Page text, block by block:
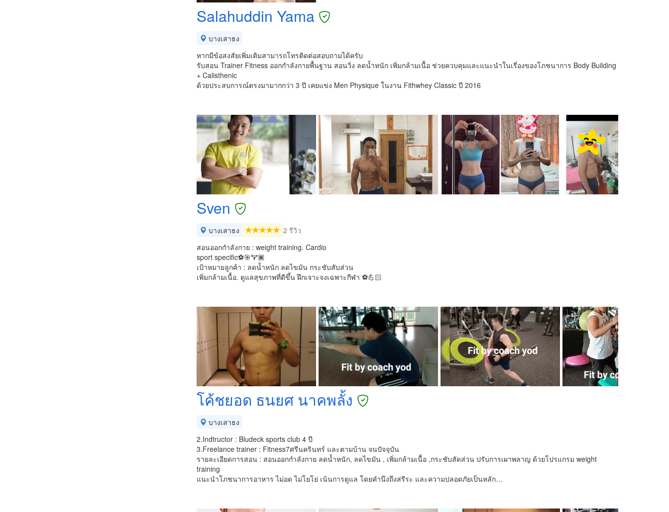
Salahuddin Yama
บางเสาธง
หากมีข้อสงสัยเพิ่มเติมสามารถโทรติดต่อสอบถามได้ครับ
รับสอน Trainer Fitness ออกกำลังกายพื้นฐาน สอนวิ่ง ลดน้ำหนัก เพิ่มกล้ามเนื้อ ช่วยควบคุมและแนะนำในเรี่องของโภชนาการ Body Building
+ Calisthenic
ด้วยประสบการณ์ตรงมามากกว่า 3 ปี เคยแข่ง Men Physique ในงาน Fithwhey Classic ปี 2016
Sven
บางเสาธง
2 รีวิว
สอนออกกำลังกาย : weight training. Cardio
sport specific⚽️🎯🏋🏾
เป้าหมายลูกค้า : ลดน้ำหนัก ลดไขมัน กระชับสับส่วน
เพิ่มกล้ามเนื้อ. ดูแลสุขภาพที่ดีขึ้น ฝึกเจาะจงเฉพาะกีฬา ⚽️💪🏻
โค้ชยอด ธนยศ นาคพลั้ง
บางเสาธง
2.Indtructor : Bludeck sports club 4 ปี
3.Freelance trainer : Fitness7ศรีนครินทร์ และตามบ้าน จนปัจจุบัน
รายละเอียดการสอน : สอนออกกำลังกาย ลดน้ำหนัก, ลดไขมัน , เพิ่มกล้ามเนื้อ ,กระชับสัดส่วน ปรับการเผาพลาญ ด้วยโปรแกรม weight
training
แนะนำโภชนาการอาหาร ไม่อด ไม่โยโย่ เน้นการดูแล โดยคำนึงถึงสรีระ และความปลอดภัยเป็นหลัก…